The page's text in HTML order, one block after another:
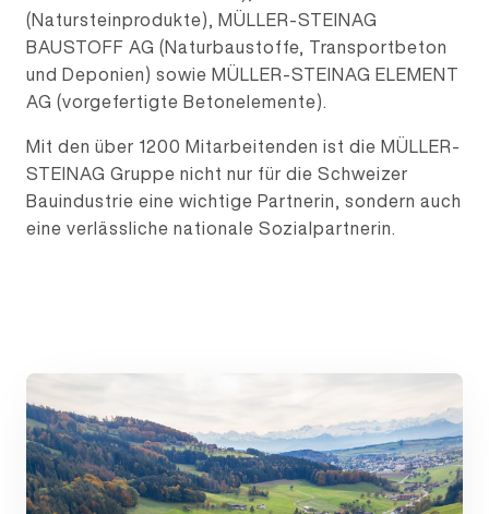
(Natursteinprodukte), MÜLLER-STEINAG
BAUSTOFF AG (Naturbaustoffe, Transportbeton
und Deponien) sowie MÜLLER-STEINAG ELEMENT
AG (vorgefertigte Betonelemente).
Mit den über 1200 Mitarbeitenden ist die MÜLLER-
STEINAG Gruppe nicht nur für die Schweizer
Bauindustrie eine wichtige Partnerin, sondern auch
eine verlässliche nationale Sozialpartnerin.